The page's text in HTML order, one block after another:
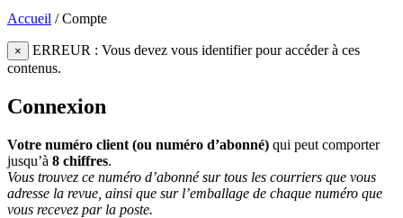
Accueil /Compte
×
ERREUR : Vous devez vous identifier pour accéder à ces
contenus.
Connexion
Votre numéro client (ou numéro d’abonné) qui peut comporter
jusqu’à 8 chiffres.
Vous trouvez ce numéro d’abonné sur tous les courriers que vous
adresse la revue, ainsi que sur l’emballage de chaque numéro que
vous recevez par la poste.